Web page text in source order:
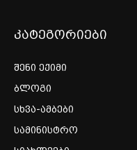
კატეგორიები
შენი ექიმი
ბლოგი
სხვა-ამბები
სამინისტრო